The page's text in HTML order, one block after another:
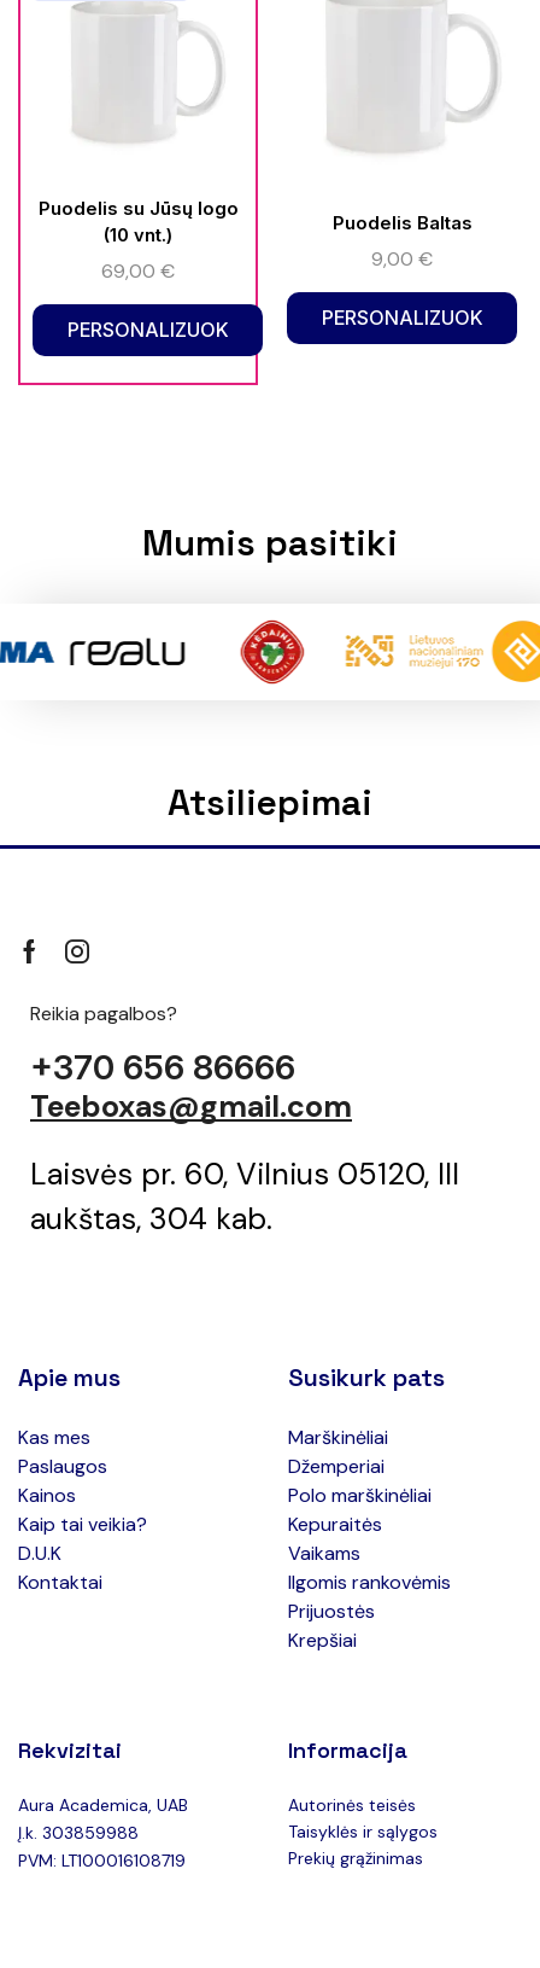
Puodelis su Jūsų logo
(10 vnt.)
69,00 €
PERSONALIZUOK
Puodelis Baltas
9,00 €
PERSONALIZUOK
Mumis pasitiki
Atsiliepimai
Reikia pagalbos?
+370 656 86666
Teeboxas@gmail.com
Laisvės pr. 60, Vilnius 05120, III
aukštas, 304 kab.
Apie mus
Kas mes
Paslaugos
Kainos
Kaip tai veikia?
D.U.K
Kontaktai
Susikurk pats
Marškinėliai
Džemperiai
Polo marškinėliai
Kepuraitės
Vaikams
Ilgomis rankovėmis
Prijuostės
Krepšiai
Rekvizitai
Aura Academica, UAB
Į.k. 303859988
PVM: LT100016108719
Informacija
Autorinės teisės
Taisyklės ir sąlygos
Prekių grąžinimas